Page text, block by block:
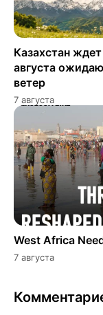
Казахстан
августа
ветер
7 августа
West Africa
7 августа